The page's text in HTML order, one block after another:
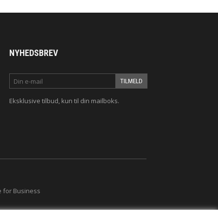
NYHEDSBREV
Eksklusive tilbud, kun til din mailboks.
for Business